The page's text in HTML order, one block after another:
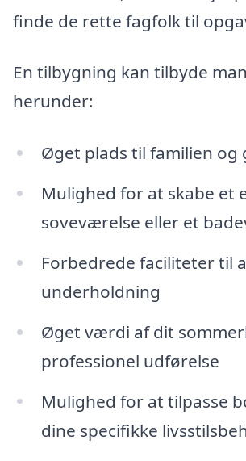
finde de rette fagfolk til
En tilbygning kan tilbyde
herunder:
Øget plads til familien
Mulighed for at skabe et
soveværelse eller et
Forbedrede faciliteter til
underholdning
Øget værdi af dit
professionel udførelse
Mulighed for at tilpasse
dine specifikke